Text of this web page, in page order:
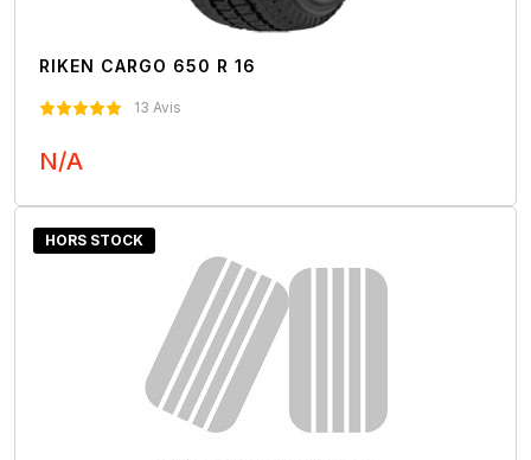
RIKEN CARGO 650 R 16
13 Avis
N/A
HORS STOCK